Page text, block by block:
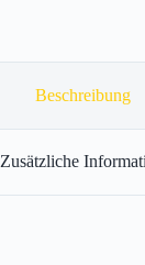
Beschreibung
Zusätzliche